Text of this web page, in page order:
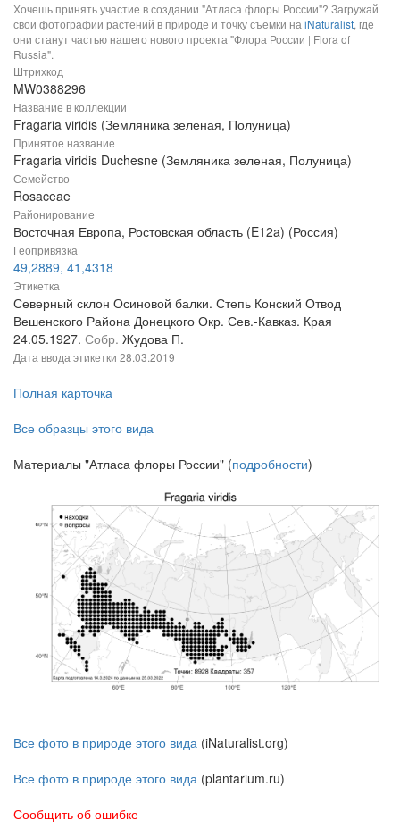
Хочешь принять участие в создании "Атласа флоры России"? Загружай
свои фотографии растений в природе и точку съемки на iNaturalist, где
они станут частью нашего нового проекта "Флора России | Flora of
Russia".
Штрихкод
MW0388296
Название в коллекции
Fragaria viridis (Земляника зеленая, Полуница)
Принятое название
Fragaria viridis Duchesne (Земляника зеленая, Полуница)
Семейство
Rosaceae
Районирование
Восточная Европа, Ростовская область (E12a) (Россия)
Геопривязка
49,2889, 41,4318
Этикетка
Северный склон Осиновой балки. Степь Конский Отвод
Вешенского Района Донецкого Окр. Сев.-Кавказ. Края
24.05.1927. Собр. Жудова П.
Дата ввода этикетки 28.03.2019
Полная карточка
Все образцы этого вида
Материалы "Атласа флоры России" (подробности)
Все фото в природе этого вида (iNaturalist.org)
Все фото в природе этого вида (plantarium.ru)
Сообщить об ошибке